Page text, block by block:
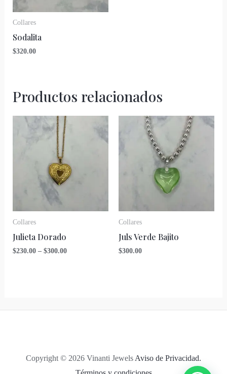
Collares
Sodalita
$320.00
Productos relacionados
Collares
Julieta Dorado
$230.00– $300.00
Collares
Juls Verde Bajito
$300.00
Copyright © 2026 Vinanti JewelsAviso de Privacidad.